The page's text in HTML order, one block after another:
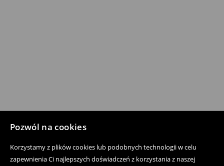
Pozwól na cookies
Korzystamy z plików cookies lub podobnych technologii w celu
zapewnienia Ci najlepszych doświadczeń z korzystania z naszej